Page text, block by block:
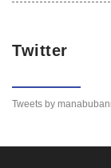
Twitter
Tweets by